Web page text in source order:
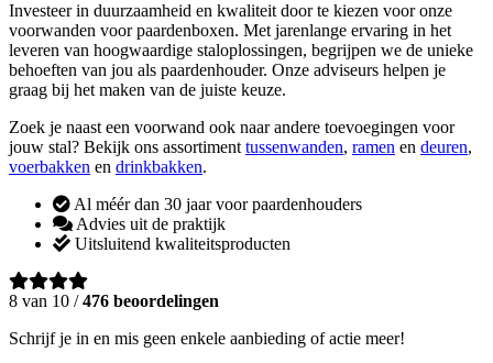
Investeer in duurzaamheid en kwaliteit door te kiezen voor onze
voorwanden voor paardenboxen. Met jarenlange ervaring in het
leveren van hoogwaardige staloplossingen, begrijpen we de unieke
behoeften van jou als paardenhouder. Onze adviseurs helpen je
graag bij het maken van de juiste keuze.
Zoek je naast een voorwand ook naar andere toevoegingen voor
jouw stal? Bekijk ons assortiment tussenwanden, ramen en deuren,
voerbakken en drinkbakken.
Al méér dan 30 jaar voor paardenhouders
Advies uit de praktijk
Uitsluitend kwaliteitsproducten
8 van 10 /476 beoordelingen
Schrijf je in en mis geen enkele aanbieding of actie meer!